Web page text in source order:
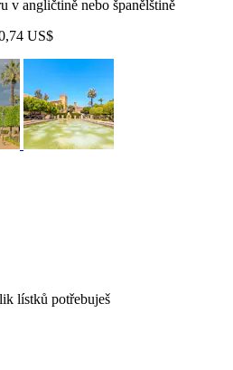
v angličtině nebo španělštině
US$
lístků potřebuješ